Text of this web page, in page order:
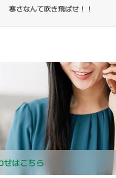
寒さなんて吹き飛ばせ！！
せはこちら